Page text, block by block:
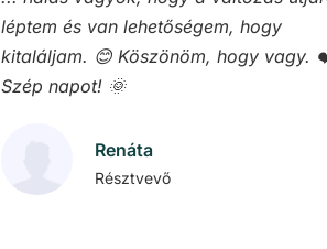
hozzáállásodat felénk!
Veronika